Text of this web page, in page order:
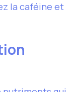
la caféine et